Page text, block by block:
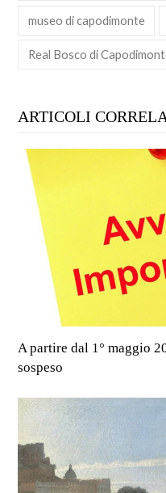
museo di capodimonte
Real Bosco di
ARTICOLI
A partire dal 1° maggio
sospeso